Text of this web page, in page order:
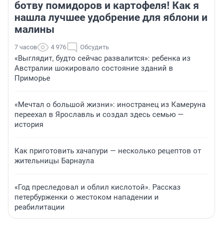
ботву помидоров и картофеля! Как я
нашла лучшее удобрение для яблони и
малины
7 часов 4 976 Обсудить
«Выглядит, будто сейчас развалится»: ребенка из
Австралии шокировало состояние зданий в
Приморье
«Мечтал о большой жизни»: иностранец из Камеруна
переехал в Ярославль и создал здесь семью —
история
Как приготовить хачапури — несколько рецептов от
жительницы Барнаула
«Год преследовал и облил кислотой». Рассказ
петербурженки о жестоком нападении и
реабилитации